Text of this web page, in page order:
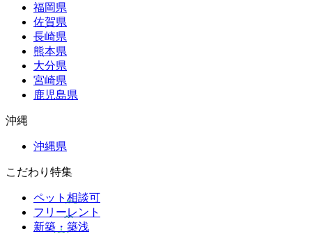
福岡県
佐賀県
長崎県
熊本県
大分県
宮崎県
鹿児島県
沖縄
沖縄県
こだわり特集
ペット相談可
フリーレント
新築・築浅